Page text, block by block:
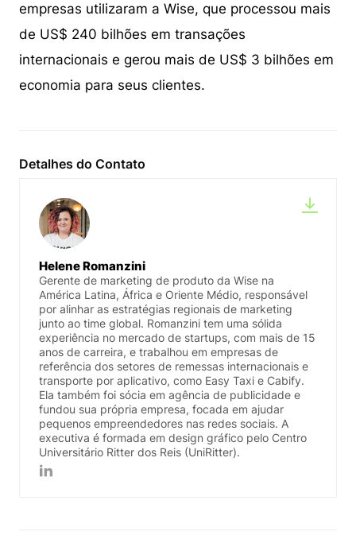
empresas utilizaram a Wise, que processou mais
de US$ 240 bilhões em transações
internacionais e gerou mais de US$ 3 bilhões em
economia para seus clientes.
Detalhes do Contato
Helene Romanzini
Gerente de marketing de produto da Wise na
América Latina, África e Oriente Médio, responsável
por alinhar as estratégias regionais de marketing
junto ao time global. Romanzini tem uma sólida
experiência no mercado de startups, com mais de 15
anos de carreira, e trabalhou em empresas de
referência dos setores de remessas internacionais e
transporte por aplicativo, como Easy Taxi e Cabify.
Ela também foi sócia em agência de publicidade e
fundou sua própria empresa, focada em ajudar
pequenos empreendedores nas redes sociais. A
executiva é formada em design gráfico pelo Centro
Universitário Ritter dos Reis (UniRitter).